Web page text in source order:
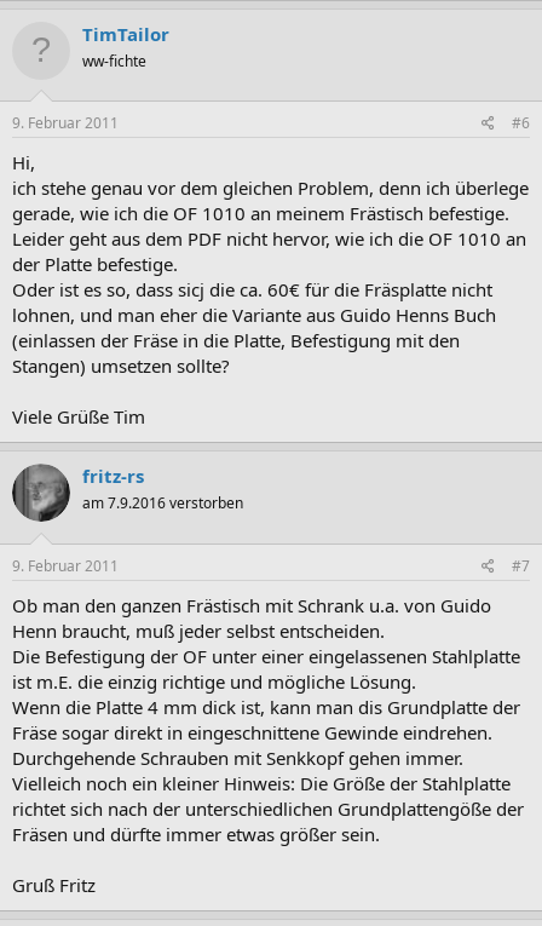
TimTailor
ww-fichte
9. Februar 2011 #6
Hi,
ich stehe genau vor dem gleichen Problem, denn ich überlege
gerade, wie ich die OF 1010 an meinem Frästisch befestige.
Leider geht aus dem PDF nicht hervor, wie ich die OF 1010 an
der Platte befestige.
Oder ist es so, dass sicj die ca. 60€ für die Fräsplatte nicht
lohnen, und man eher die Variante aus Guido Henns Buch
(einlassen der Fräse in die Platte, Befestigung mit den
Stangen) umsetzen sollte?
Viele Grüße Tim
fritz-rs
am 7.9.2016 verstorben
9. Februar 2011 #7
Ob man den ganzen Frästisch mit Schrank u.a. von Guido
Henn braucht, muß jeder selbst entscheiden.
Die Befestigung der OF unter einer eingelassenen Stahlplatte
ist m.E. die einzig richtige und mögliche Lösung.
Wenn die Platte 4 mm dick ist, kann man dis Grundplatte der
Fräse sogar direkt in eingeschnittene Gewinde eindrehen.
Durchgehende Schrauben mit Senkkopf gehen immer.
Vielleich noch ein kleiner Hinweis: Die Größe der Stahlplatte
richtet sich nach der unterschiedlichen Grundplattengöße der
Fräsen und dürfte immer etwas größer sein.
Gruß Fritz